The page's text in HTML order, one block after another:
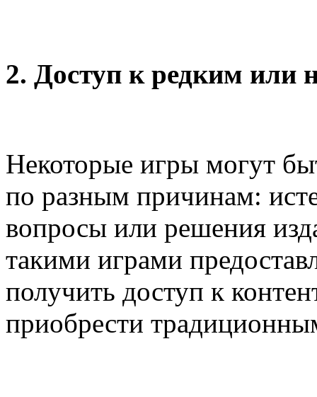
2. Доступ к редким или
Некоторые игры могут
по разным причинам:
вопросы или решения
такими играми
получить доступ к
приобрести